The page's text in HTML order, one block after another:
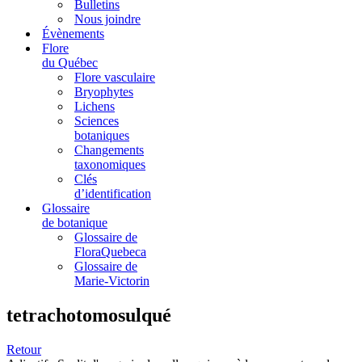
Bulletins
Nous joindre
Évènements
Flore
du Québec
Flore vasculaire
Bryophytes
Lichens
Sciences
botaniques
Changements
taxonomiques
Clés
d’identification
Glossaire
de botanique
Glossaire de
FloraQuebeca
Glossaire de
Marie-Victorin
tetrachotomosulqué
Retour